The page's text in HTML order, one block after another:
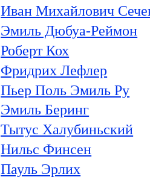
Иван Михайлович
Эмиль Дюбуа-Реймон
Роберт Кох
Фридрих Лефлер
Пьер Поль Эмиль Ру
Эмиль Беринг
Тытус Халубиньский
Нильс Финсен
Пауль Эрлих